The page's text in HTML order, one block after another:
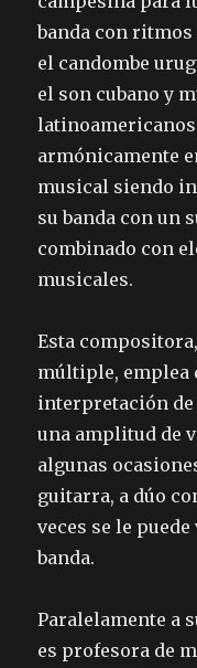
banda con
el candombe
el son cubano y
armónicamente
musical siendo
su banda con un
combinado con
musicales.
Esta
múltiple, emplea
interpretación de
una amplitud de
algunas
guitarra, a dúo
veces se le
banda.
Paralelamente a
es profesora de